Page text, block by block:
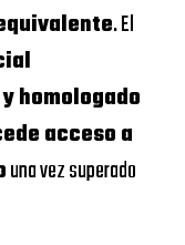
. El
homologado
acceso a
una vez superado